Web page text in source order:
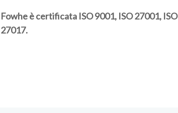
Fowhe è certificata ISO 9001, ISO 27001, ISO
27017.